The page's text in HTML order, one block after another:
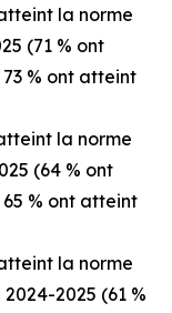
la norme
(71 % ont
% ont atteint
la norme
(64 % ont
% ont atteint
la norme
2025 (61 %